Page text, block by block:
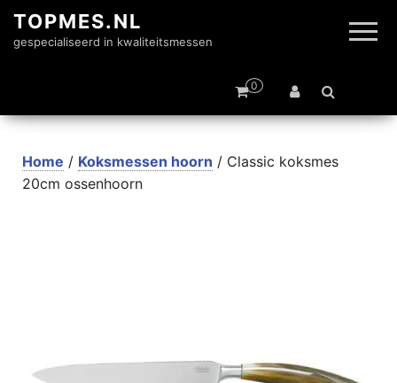
TOPMES.NL
gespecialiseerd in kwaliteitsmessen
0
Home / Koksmessen hoorn / Classic koksmes
20cm ossenhoorn